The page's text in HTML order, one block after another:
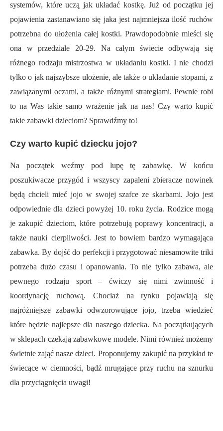
systemów, które uczą jak układać kostkę. Już od początku jej
pojawienia zastanawiano się jaka jest najmniejsza ilość ruchów
potrzebna do ułożenia całej kostki. Prawdopodobnie mieści się
ona w przedziale 20-29. Na całym świecie odbywają się
różnego rodzaju mistrzostwa w układaniu kostki. I nie chodzi
tylko o jak najszybsze ułożenie, ale także o układanie stopami, z
zawiązanymi oczami, a także różnymi strategiami. Pewnie robi
to na Was takie samo wrażenie jak na nas! Czy warto kupić
takie zabawki dzieciom? Sprawdźmy to!
Czy warto kupić dziecku jojo?
Na początek weźmy pod lupę tę zabawkę. W końcu
poszukiwacze przygód i wszyscy zapaleni zbieracze nowinek
będą chcieli mieć jojo w swojej szafce ze skarbami. Jojo jest
odpowiednie dla dzieci powyżej 10. roku życia. Rodzice mogą
je zakupić dzieciom, które potrzebują poprawy koncentracji, a
także nauki cierpliwości. Jest to bowiem bardzo wymagająca
zabawka. By dojść do perfekcji i przygotować niesamowite triki
potrzeba dużo czasu i opanowania. To nie tylko zabawa, ale
pewnego rodzaju sport – ćwiczy się nimi zwinność i
koordynację ruchową. Chociaż na rynku pojawiają się
najróżniejsze zabawki odwzorowujące jojo, trzeba wiedzieć
które będzie najlepsze dla naszego dziecka. Na początkujących
w sklepach czekają zabawkowe modele. Nimi również możemy
świetnie zająć nasze dzieci. Proponujemy zakupić na przykład te
świecące w ciemności, bądź mrugające przy ruchu na sznurku
dla przyciągnięcia uwagi!